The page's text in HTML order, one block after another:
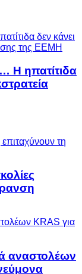
Η ηπατίτιδα
αναστολέων